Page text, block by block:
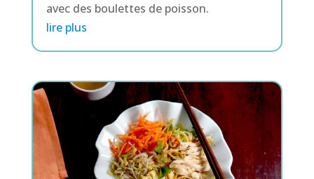
avec des boulettes de poisson.
lire plus